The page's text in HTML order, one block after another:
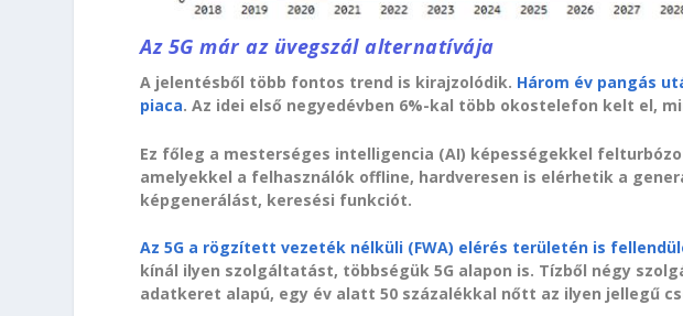
Az 5G már az üvegszál alternatívája
A jelentésből több fontos trend is kirajzolódik. Három év pangás
piaca. Az idei első negyedévben 6%-kal több okostelefon kelt el,
Ez főleg a mesterséges intelligencia (AI) képességekkel
amelyekkel a felhasználók offline, hardveresen is elérhetik a
képgenerálást, keresési funkciót.
Az 5G a rögzített vezeték nélküli (FWA) elérés területén is
kínál ilyen szolgáltatást, többségük 5G alapon is. Tízből négy
adatkeret alapú, egy év alatt 50 százalékkal nőtt az ilyen jellegű